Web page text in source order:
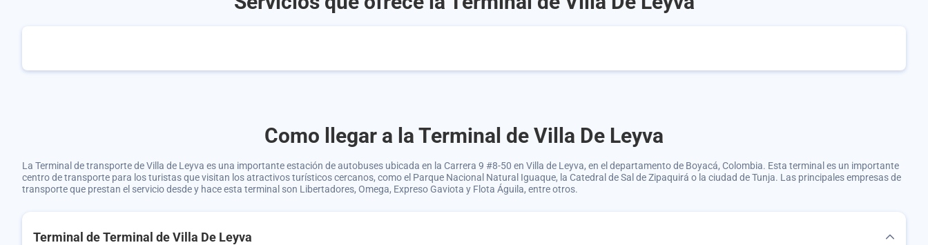
Como llegar a la Terminal de Villa De Leyva
La Terminal de transporte de Villa de Leyva es una importante estación de autobuses ubicada en la Carrera 9 #8-50 en Villa de Leyva, en el departamento de Boyacá, Colombia. Esta terminal es un importante
centro de transporte para los turistas que visitan los atractivos turísticos cercanos, como el Parque Nacional Natural Iguaque, la Catedral de Sal de Zipaquirá o la ciudad de Tunja. Las principales empresas de
transporte que prestan el servicio desde y hace esta terminal son Libertadores, Omega, Expreso Gaviota y Flota Águila, entre otros.
Terminal de Terminal de Villa De Leyva